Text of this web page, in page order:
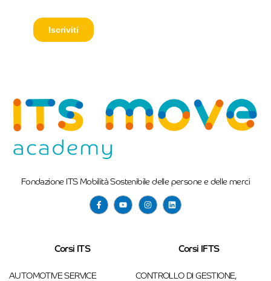
Fondazione ITS Mobilità Sostenibile delle persone e delle merci
Corsi ITS
AUTOMOTIVE SERVICE
Corsi IFTS
CONTROLLO DI GESTIONE,